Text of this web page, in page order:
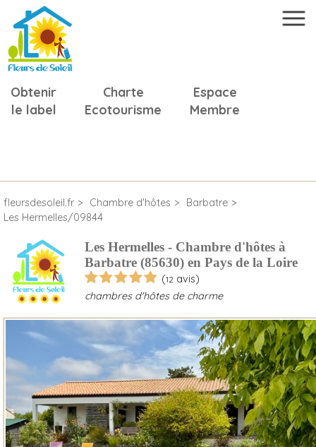
Obtenir
le label
Charte
Ecotourisme
Espace
Membre
fleursdesoleil.fr Chambre d'hôtes
Barbatre
Les Hermelles/09844
Les Hermelles - Chambre d'hôtes à
Barbatre (85630) en Pays de la Loire
(12 avis)
chambres d'hôtes de charme